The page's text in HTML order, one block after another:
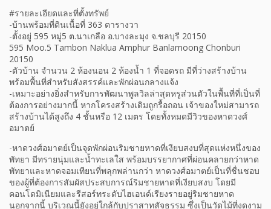
#รายละเอียดและที่ตั้งทรัพย์
-บ้านพร้อมที่ดินเนื้อที่ 363 ตารางวา
-ตั้งอยู่ 595 หมู่5 ต.นาเกลือ อ.บางละมุง จ.ชลบุรี 20150
595 Moo.5 Tambon Naklua Amphur Banlamoong Chonburi
20150
-ตัวบ้าน จำนวน 2 ห้องนอน 2 ห้องน้ำ 1 ที่จอดรถ มีที่ว่างสร้างบ้าน
พร้อมพื้นที่สำหรับสังสรรค์และพักผ่อนกลางแจ้ง
-เหมาะอย่างยิ่งสำหรับการพัฒนาพูลวิลล่าสุดหรูส่วนตัวในพื้นที่ที่เป็นที่
ต้องการอย่างมากนี้ หากโครงสร้างเดิมถูกรื้อถอน เจ้าของใหม่สามารถ
สร้างบ้านได้สูงถึง 4 ชั้นหรือ 12 เมตร โดยทั้งหมดมีวิวของหาดวงศ์
อมาตย์
-หาดวงศ์อมาตย์เป็นจุดพักผ่อนริมชายหาดที่เงียบสงบที่สุดแห่งหนึ่งของ
พัทยา มีทรายนุ่มและน้ำทะเลใส พร้อมบรรยากาศที่ผ่อนคลายกว่าหาด
พัทยาและหาดจอมเทียนที่พลุกพล่านกว่า หาดวงศ์อมาตย์เป็นที่ชื่นชอบ
ของผู้ที่ต้องการสัมผัสประสบการณ์ริมชายหาดที่เงียบสงบ โดยมี
คอนโดมิเนียมและรีสอร์ทระดับไฮเอนด์เรียงรายอยู่ริมชายหาด
นอกจากนี้ บริเวณนี้ยังอยู่ใกล้กับปราสาทสัจธรรม ซึ่งเป็นวัดไม้ที่งดงาม